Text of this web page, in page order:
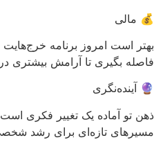
💰 مالی
بهتر است امروز برنامه
فاصله بگیری تا آرامش بیشتری
🔮 آینده‌نگری
ذهن تو آماده یک تغییر فکری است
مسیرهای تازه‌ای برای رشد